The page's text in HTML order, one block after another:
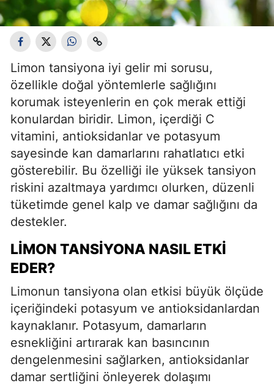
Limon tansiyona iyi gelir mi sorusu,
özellikle doğal yöntemlerle sağlığını
korumak isteyenlerin en çok merak ettiği
konulardan biridir. Limon, içerdiği C
vitamini, antioksidanlar ve potasyum
sayesinde kan damarlarını rahatlatıcı etki
gösterebilir. Bu özelliği ile yüksek tansiyon
riskini azaltmaya yardımcı olurken, düzenli
tüketimde genel kalp ve damar sağlığını da
destekler.
LIMON TANSIYONA NASIL ETKI
EDER?
Limonun tansiyona olan etkisi büyük ölçüde
içeriğindeki potasyum ve antioksidanlardan
kaynaklanır. Potasyum, damarların
esnekliğini artırarak kan basıncının
dengelenmesini sağlarken, antioksidanlar
damar sertliğini önleyerek dolaşımı